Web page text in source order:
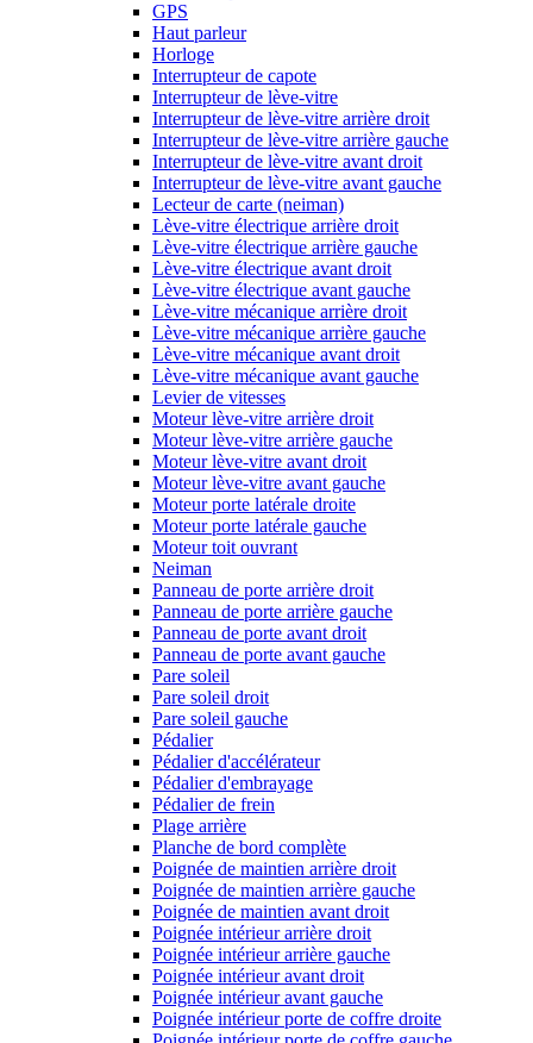
GPS
Haut parleur
Horloge
Interrupteur de capote
Interrupteur de lève-vitre
Interrupteur de lève-vitre arrière droit
Interrupteur de lève-vitre arrière gauche
Interrupteur de lève-vitre avant droit
Interrupteur de lève-vitre avant gauche
Lecteur de carte (neiman)
Lève-vitre électrique arrière droit
Lève-vitre électrique arrière gauche
Lève-vitre électrique avant droit
Lève-vitre électrique avant gauche
Lève-vitre mécanique arrière droit
Lève-vitre mécanique arrière gauche
Lève-vitre mécanique avant droit
Lève-vitre mécanique avant gauche
Levier de vitesses
Moteur lève-vitre arrière droit
Moteur lève-vitre arrière gauche
Moteur lève-vitre avant droit
Moteur lève-vitre avant gauche
Moteur porte latérale droite
Moteur porte latérale gauche
Moteur toit ouvrant
Neiman
Panneau de porte arrière droit
Panneau de porte arrière gauche
Panneau de porte avant droit
Panneau de porte avant gauche
Pare soleil
Pare soleil droit
Pare soleil gauche
Pédalier
Pédalier d'accélérateur
Pédalier d'embrayage
Pédalier de frein
Plage arrière
Planche de bord complète
Poignée de maintien arrière droit
Poignée de maintien arrière gauche
Poignée de maintien avant droit
Poignée intérieur arrière droit
Poignée intérieur arrière gauche
Poignée intérieur avant droit
Poignée intérieur avant gauche
Poignée intérieur porte de coffre droite